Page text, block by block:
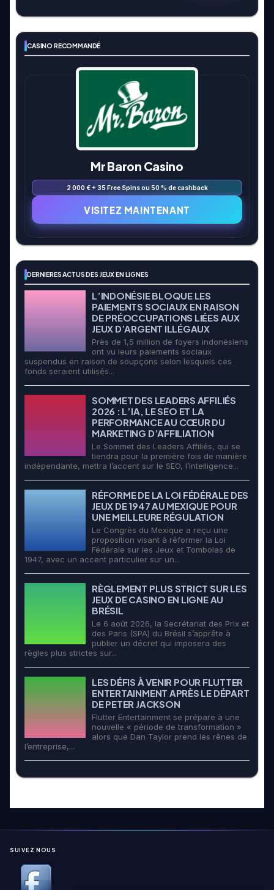
CASINO RECOMMANDÉ
Mr Baron Casino
2 000 € + 35 Free Spins ou 50 % de cashback
VISITEZ MAINTENANT
DERNIERES ACTUS DES JEUX EN LIGNES
L’INDONÉSIE BLOQUE LES
PAIEMENTS SOCIAUX EN RAISON
DE PRÉOCCUPATIONS LIÉES AUX
JEUX D’ARGENT ILLÉGAUX
Près de 1,5 million de foyers indonésiens
ont vu leurs paiements sociaux
suspendus en raison de soupçons selon lesquels ces
fonds seraient utilisés...
SOMMET DES LEADERS AFFILIÉS
2026 : L’IA, LE SEO ET LA
PERFORMANCE AU CŒUR DU
MARKETING D’AFFILIATION
Le Sommet des Leaders Affiliés, qui se
tiendra pour la première fois de manière
indépendante, mettra l’accent sur le SEO, l’intelligence...
RÉFORME DE LA LOI FÉDÉRALE DES
JEUX DE 1947 AU MEXIQUE POUR
UNE MEILLEURE RÉGULATION
Le Congrès du Mexique a reçu une
proposition visant à réformer la Loi
Fédérale sur les Jeux et Tombolas de
1947, avec un accent particulier sur un...
RÈGLEMENT PLUS STRICT SUR LES
JEUX DE CASINO EN LIGNE AU
BRÉSIL
Le 6 août 2026, la Secrétariat des Prix et
des Paris (SPA) du Brésil s’apprête à
publier un décret qui imposera des
règles plus strictes sur...
LES DÉFIS À VENIR POUR FLUTTER
ENTERTAINMENT APRÈS LE DÉPART
DE PETER JACKSON
Flutter Entertainment se prépare à une
nouvelle « période de transformation »
alors que Dan Taylor prend les rênes de
l’entreprise,...
SUIVEZ NOUS